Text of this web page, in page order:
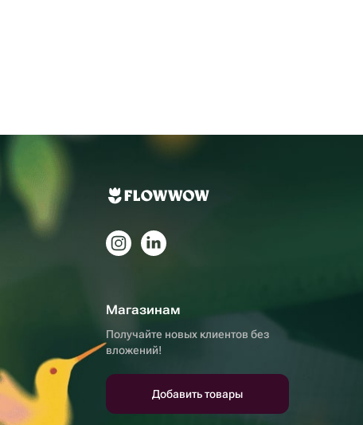
Магазинам
Получайте новых клиентов без
вложений!
Добавить товары